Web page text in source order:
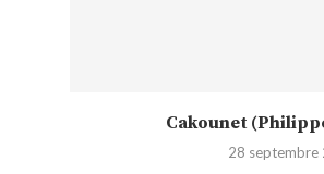
Cakounet (Philippe
28 septembre 2021